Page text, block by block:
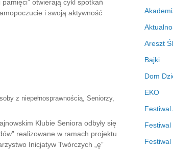
pamięci” otwierają cykl spotkań
i swoją aktywność
z niepełnosprawnością, Seniorzy,
Klubie Seniora odbyły się
realizowane w ramach projektu
Inicjatyw Twórczych „ę”
i
a
Areszt
Bajki
Dom
EKO
Festiwal
Festiwal
Festiwal